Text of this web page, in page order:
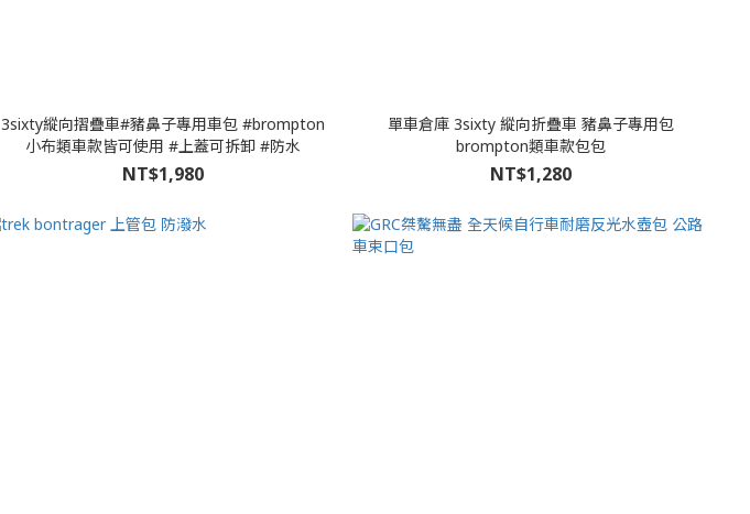
3sixty縱向摺疊車#豬鼻子專用車包 #brompton
小布類車款皆可使用 #上蓋可拆卸 #防水
NT$1,980
單車倉庫 3sixty 縱向折疊車 豬鼻子專用包
brompton類車款包包
NT$1,280